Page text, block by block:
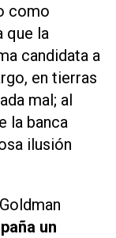
como
que la
candidata a
en tierras
mal; al
la banca
ilusión
un